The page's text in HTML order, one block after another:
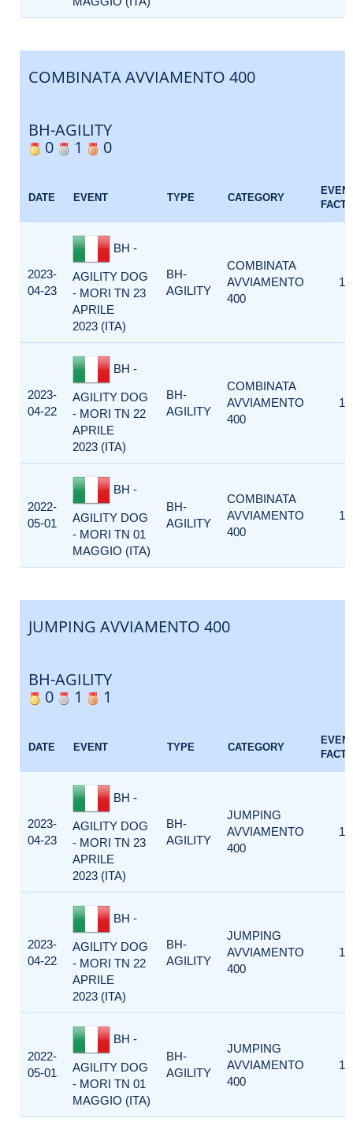
COMBINATA AVVIAMENTO 400
BH-AGILITY
0
1 0
DATE EVENT TYPE CATEGORY
2023-
04-23
BH -
AGILITY DOG
- MORI TN 23
APRILE
2023 (ITA)
BH-
AGILITY
COMBINATA
AVVIAMENTO
400
1
2023-
04-22
BH -
AGILITY DOG
- MORI TN 22
APRILE
2023 (ITA)
BH-
AGILITY
COMBINATA
AVVIAMENTO
400
1
2022-
05-01
BH -
AGILITY DOG
- MORI TN 01
MAGGIO (ITA)
BH-
AGILITY
COMBINATA
AVVIAMENTO
400
1
JUMPING AVVIAMENTO 400
BH-AGILITY
0
1 1
DATE EVENT TYPE CATEGORY
2023-
04-23
BH -
AGILITY DOG
- MORI TN 23
APRILE
2023 (ITA)
BH-
AGILITY
JUMPING
AVVIAMENTO
400
1
2023-
04-22
BH -
AGILITY DOG
- MORI TN 22
APRILE
2023 (ITA)
BH-
AGILITY
JUMPING
AVVIAMENTO
400
1
2022-
05-01
BH -
AGILITY DOG
- MORI TN 01
MAGGIO (ITA)
BH-
AGILITY
JUMPING
AVVIAMENTO
400
1